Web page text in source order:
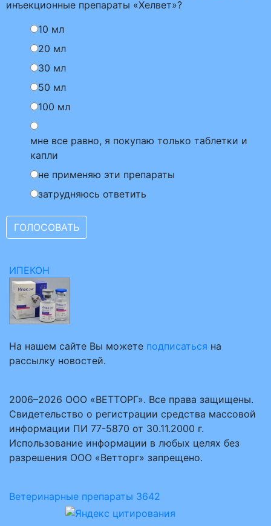
инъекционные препараты «Хелвет»?
10 мл
20 мл
30 мл
50 мл
100 мл
мне все равно, я покупаю только таблетки и
капли
не применяю эти препараты
затрудняюсь ответить
ИПЕКОН
На нашем сайте Вы можете подписаться на
рассылку новостей.
2006–2026 ООО «ВЕТТОРГ». Все права защищены.
Свидетельство о регистрации средства массовой
информации ПИ 77-5870 от 30.11.2000 г.
Использование информации в любых целях без
разрешения ООО «Ветторг» запрещено.
Ветеринарные препараты 3642